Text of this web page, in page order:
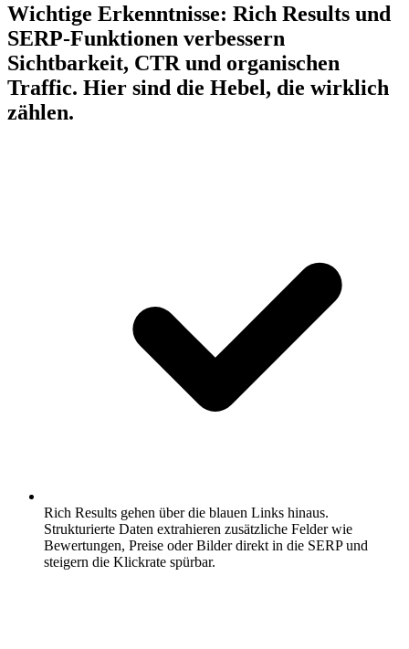
Wichtige Erkenntnisse: Rich Results und
SERP-Funktionen verbessern
Sichtbarkeit, CTR und organischen
Traffic. Hier sind die Hebel, die wirklich
zählen.
Rich Results gehen über die blauen Links hinaus.
Strukturierte Daten extrahieren zusätzliche Felder wie
Bewertungen, Preise oder Bilder direkt in die SERP und
steigern die Klickrate spürbar.